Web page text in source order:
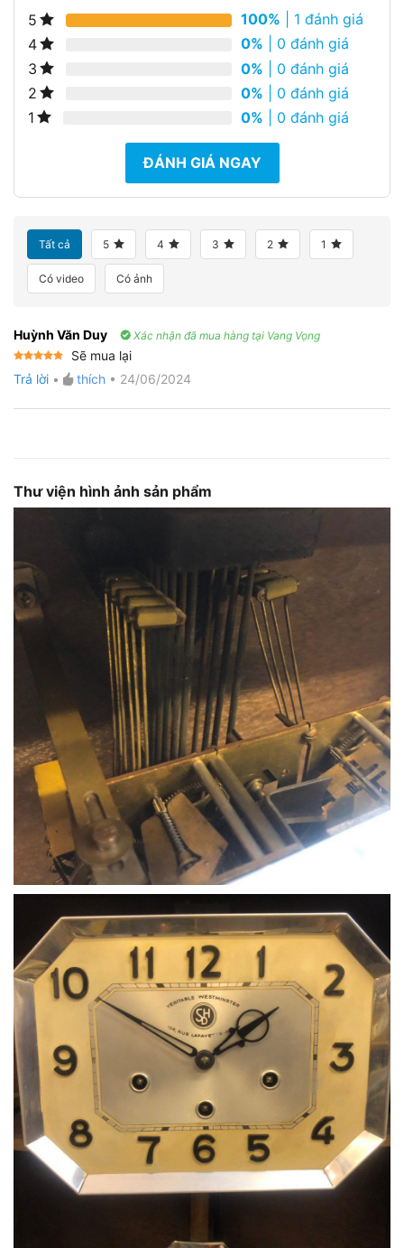
5 100% | 1 đánh giá
4
0% | 0 đánh giá
3
0% | 0 đánh giá
2
0% | 0 đánh giá
1
0% | 0 đánh giá
ĐÁNH GIÁ NGAY
Tất cả 5 4 3 2 1
Có video Có ảnh
Huỳnh Văn Duy Xác nhận đã mua hàng tại Vang Vọng
hạng55
Sẽ mua lại
Trả lời • thích • 24/06/2024
Thư viện hình ảnh sản phẩm